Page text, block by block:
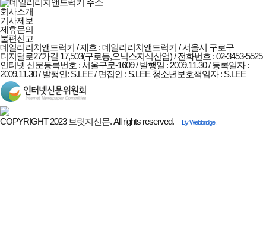
회사소개
기사제보
제휴문의
불편신고
데일리리치앤드럭키 / 제호 : 데일리리치앤드럭키 /서울시 구로구
디지털로27가길 17,503(구로동,오닉스지식산업) / 전화번호 : 02-3453-5525
인터넷 신문등록번호 : 서울구로-1609 / 발행일 : 2009.11.30 / 등록일자 :
2009.11.30 / 발행인: S.LEE / 편집인 : S.LEE 청소년보호책임자 : S.LEE
COPYRIGHT 2023 브릿지신문. All rights reserved. By Webbridge.